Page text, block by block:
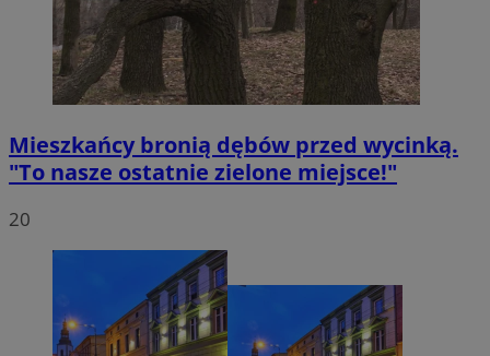
Mieszkańcy bronią dębów przed wycinką.
"To nasze ostatnie zielone miejsce!"
20